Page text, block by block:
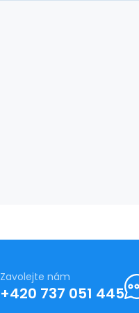
Zavolejte nám
+420 737 051 445